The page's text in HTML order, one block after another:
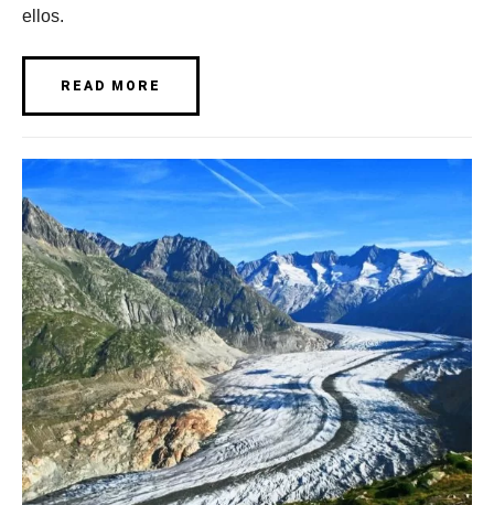
ellos.
READ MORE